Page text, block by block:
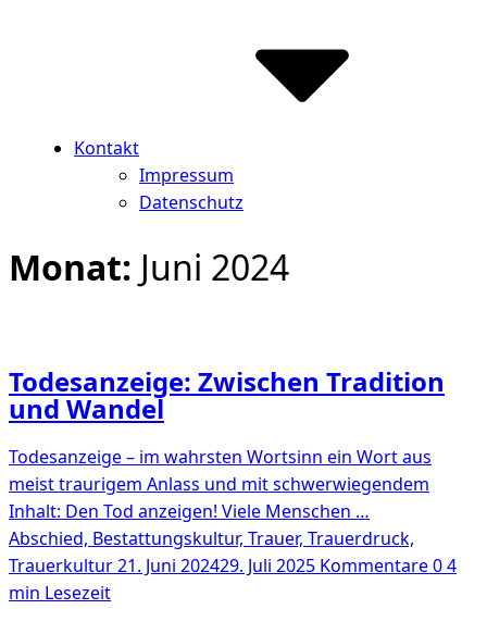
Kontakt
Impressum
Datenschutz
Monat: Juni 2024
Todesanzeige: Zwischen Tradition
und Wandel
Todesanzeige – im wahrsten Wortsinn ein Wort aus
meist traurigem Anlass und mit schwerwiegendem
Inhalt: Den Tod anzeigen! Viele Menschen …
Abschied, Bestattungskultur, Trauer, Trauerdruck,
Trauerkultur21. Juni 202429. Juli 2025 Kommentare 04
min Lesezeit